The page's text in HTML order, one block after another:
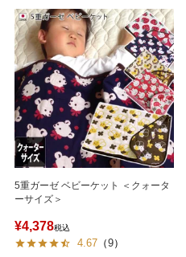
5重ガーゼ ベビーケット ＜クォータ
ーサイズ＞
¥4,378税込
4.67 （9）